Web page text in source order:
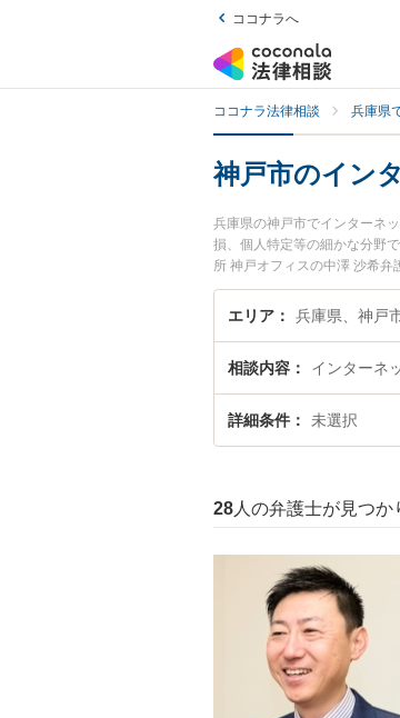
ココナラへ
ココナラ法律相談 兵庫県
神戸市のイン
兵庫県の神戸市でインターネ
損、個人特定等の細かな分野
所 神戸オフィスの中澤 沙希
士に相談したい』『インター
い』などでお困りの相談者さ
エリア
相談内容 インターネ
詳細条件 未選択
28 人の弁護士が見つか